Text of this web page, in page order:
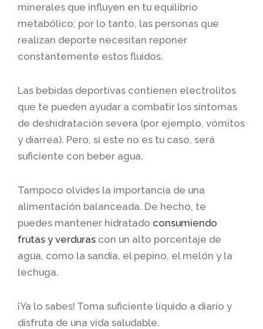
minerales que influyen en tu equilibrio
metabólico; por lo tanto, las personas que
realizan deporte necesitan reponer
constantemente estos fluidos.
Las bebidas deportivas contienen electrolitos
que te pueden ayudar a combatir los síntomas
de deshidratación severa (por ejemplo, vómitos
y diarrea). Pero, si este no es tu caso, será
suficiente con beber agua.
Tampoco olvides la importancia de una
alimentación balanceada. De hecho, te
puedes mantener hidratado consumiendo
frutas y verduras con un alto porcentaje de
agua, como la sandía, el pepino, el melón y la
lechuga.
¡Ya lo sabes! Toma suficiente líquido a diario y
disfruta de una vida saludable.